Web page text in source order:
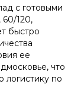
с готовыми
120,
быстро
ее
что
логистику по